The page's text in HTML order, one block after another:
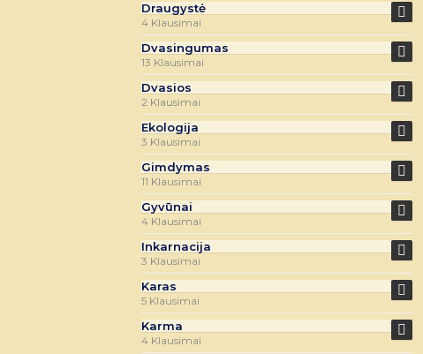
Draugystė
4 Klausimai
Dvasingumas
13 Klausimai
Dvasios
2 Klausimai
Ekologija
3 Klausimai
Gimdymas
11 Klausimai
Gyvūnai
4 Klausimai
Inkarnacija
3 Klausimai
Karas
5 Klausimai
Karma
4 Klausimai